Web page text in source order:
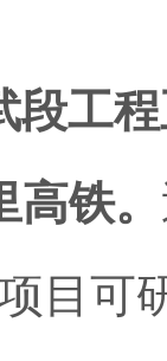
段工
铁。
目可